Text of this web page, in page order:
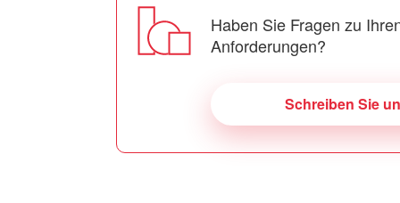
Haben Sie Fragen zu
Anforderungen?
Schreiben Sie